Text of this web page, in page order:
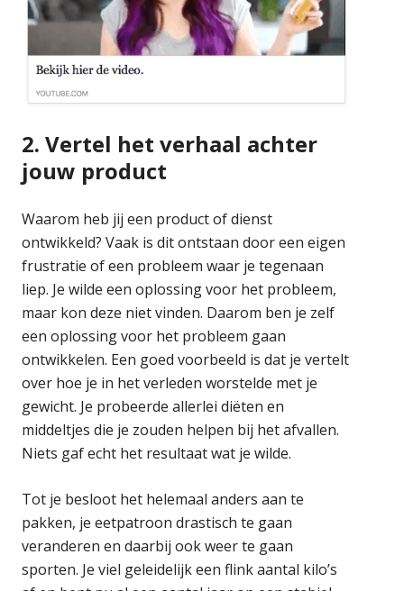
2. Vertel het verhaal achter
jouw product
Waarom heb jij een product of dienst
ontwikkeld? Vaak is dit ontstaan door een eigen
frustratie of een probleem waar je tegenaan
liep. Je wilde een oplossing voor het probleem,
maar kon deze niet vinden. Daarom ben je zelf
een oplossing voor het probleem gaan
ontwikkelen. Een goed voorbeeld is dat je vertelt
over hoe je in het verleden worstelde met je
gewicht. Je probeerde allerlei diëten en
middeltjes die je zouden helpen bij het afvallen.
Niets gaf echt het resultaat wat je wilde.
Tot je besloot het helemaal anders aan te
pakken, je eetpatroon drastisch te gaan
veranderen en daarbij ook weer te gaan
sporten. Je viel geleidelijk een flink aantal kilo’s